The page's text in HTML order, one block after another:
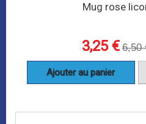
Mug rose
3,25 € 6,50
Ajouter au panier